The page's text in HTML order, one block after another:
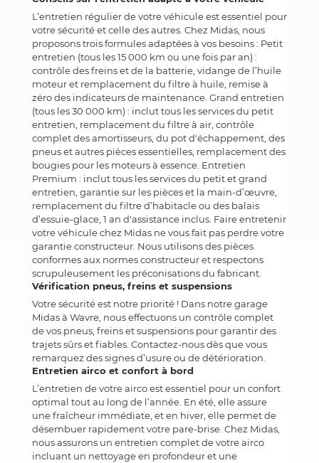
L’entretien régulier de votre véhicule est essentiel pour
votre sécurité et celle des autres. Chez Midas, nous
proposons trois formules adaptées à vos besoins : Petit
entretien (tous les 15 000 km ou une fois par an) :
contrôle des freins et de la batterie, vidange de l’huile
moteur et remplacement du filtre à huile, remise à
zéro des indicateurs de maintenance. Grand entretien
(tous les 30 000 km) : inclut tous les services du petit
entretien, remplacement du filtre à air, contrôle
complet des amortisseurs, du pot d'échappement, des
pneus et autres pièces essentielles, remplacement des
bougies pour les moteurs à essence. Entretien
Premium : inclut tous les services du petit et grand
entretien, garantie sur les pièces et la main-d’œuvre,
remplacement du filtre d’habitacle ou des balais
d’essuie-glace, 1 an d'assistance inclus. Faire entretenir
votre véhicule chez Midas ne vous fait pas perdre votre
garantie constructeur. Nous utilisons des pièces
conformes aux normes constructeur et respectons
scrupuleusement les préconisations du fabricant.
Vérification pneus, freins et suspensions
Votre sécurité est notre priorité ! Dans notre garage
Midas à Wavre, nous effectuons un contrôle complet
de vos pneus, freins et suspensions pour garantir des
trajets sûrs et fiables. Contactez-nous dès que vous
remarquez des signes d’usure ou de détérioration.
Entretien airco et confort à bord
L’entretien de votre airco est essentiel pour un confort
optimal tout au long de l’année. En été, elle assure
une fraîcheur immédiate, et en hiver, elle permet de
désembuer rapidement votre pare-brise. Chez Midas,
nous assurons un entretien complet de votre airco
incluant un nettoyage en profondeur et une